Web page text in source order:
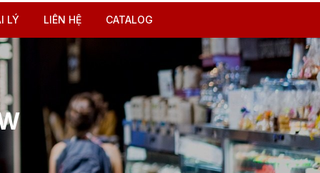
LÝ LIÊN HỆ CATALOG